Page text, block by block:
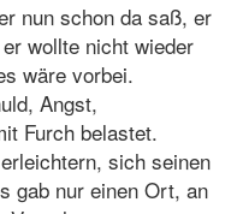
nun schon da saß, er
wollte nicht wieder
wäre vorbei.
Angst,
Furch belastet.
sich seinen
gab nur einen Ort, an